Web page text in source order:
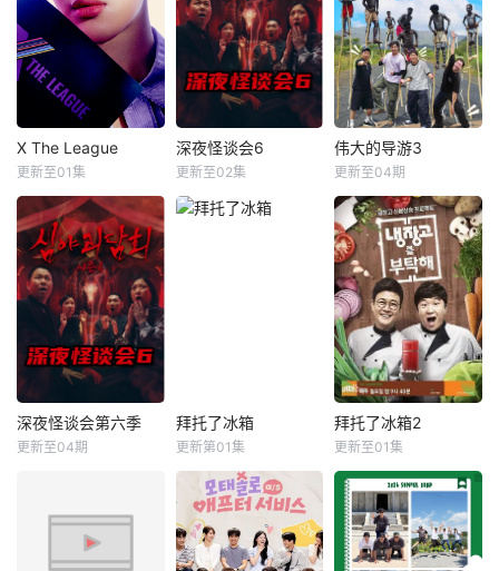
始，脑停止的情况
就接连不断。在如
此异想天开的情境
中，爱情真的能绽
放吗？
来自日本各地的暴
走族与不良男女齐
聚新学校。他们将
带着各自复杂的过
去在海边展开共同
撞的火花与羁绊，
也在真挚的恋爱中
蜕变。
X The League
更新至01集
深夜怪谈会6
深夜怪谈会6
更新至02集
伟大的导游3
延续了前几季的旅
行主题，但来全新
看点：由金大浩和
崔丹尼尔首次担任
导游，带领成员们
探索更贴近日常的
轻松目的地，旨在
为观众呈现一场“说
走就走”的愉快旅
程。 #全昭旻[超
话]#全昭旻超话#
伟大的导游3
更新至04期
深夜怪谈会第六季
深夜怪谈会第六季
更新至04期
拜托了冰箱
郑佳恩
《拜托了冰箱》节
目方式是嘉宾和自
己家里的冰箱一起
拜托了冰箱
更新第01集
拜托了冰箱2
金风
拜托了冰箱2
更新至01集